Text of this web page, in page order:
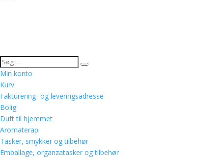
Min konto
Kurv
Fakturering- og leveringsadresse
Bolig
Duft til hjemmet
Aromaterapi
Tasker, smykker og tilbehør
Emballage, organzatasker og tilbehør